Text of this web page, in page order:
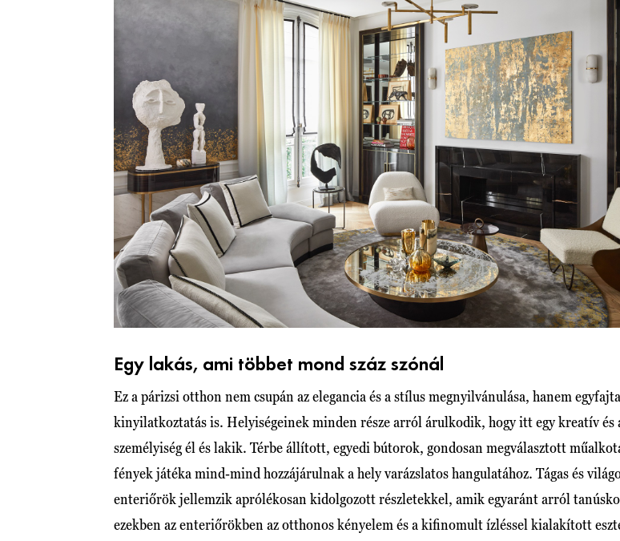
Egy lakás, ami többet mond száz szónál
Ez a párizsi otthon nem csupán az elegancia és a stílus megnyilvánulása, hanem
kinyilatkoztatás is. Helyiségeinek minden része arról árulkodik, hogy itt egy kreatív és
személyiség él és lakik. Térbe állított, egyedi bútorok, gondosan megválasztott
fények játéka mind-mind hozzájárulnak a hely varázslatos hangulatához. Tágas és
enteriőrök jellemzik aprólékosan kidolgozott részletekkel, amik egyaránt arról
ezekben az enteriőrökben az otthonos kényelem és a kifinomult ízléssel kialakított